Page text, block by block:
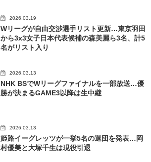
2026.03.19
Wリーグが自由交渉選手リスト更新…東京羽田
から3x3女子日本代表候補の森美麗ら3名、計5
名がリスト入り
2026.03.13
NHK BSでWリーグファイナルを一部放送…優
勝が決まるGAME3以降は生中継
2026.03.13
姫路イーグレッツが一挙5名の退団を発表…岡
村優美と大塚千生は現役引退